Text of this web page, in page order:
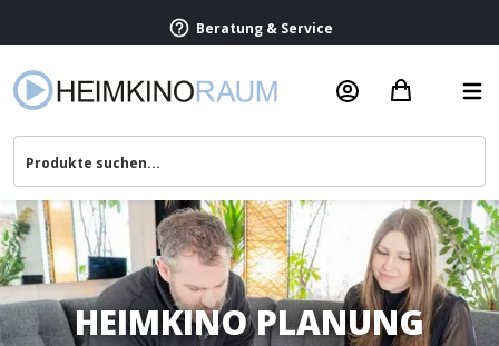
Beratung & Service
HEIMKINO PLANUNG